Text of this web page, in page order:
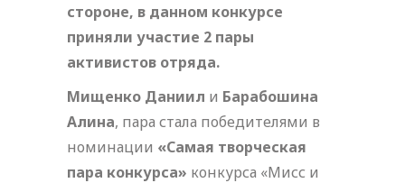
стороне, в данном конкурсе
приняли участие 2 пары
активистов отряда.
Мищенко Даниил и Барабошина
Алина, пара стала победителями в
номинации «Самая творческая
пара конкурса» конкурса «Мисс и